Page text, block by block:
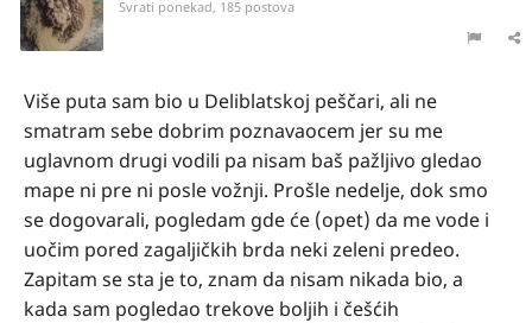
Svrati ponekad, 185 postova
Više puta sam bio u Deliblatskoj peščari, ali ne
smatram sebe dobrim poznavaocem jer su me
uglavnom drugi vodili pa nisam baš pažljivo gledao
mape ni pre ni posle vožnji. Prošle nedelje, dok smo
se dogovarali, pogledam gde će (opet) da me vode i
uočim pored zagaljičkih brda neki zeleni predeo.
Zapitam se sta je to, znam da nisam nikada bio, a
kada sam pogledao trekove boljih i češćih